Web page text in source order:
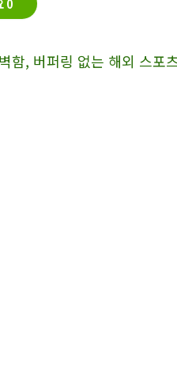
0
함, 버퍼링 없는 해외 스포